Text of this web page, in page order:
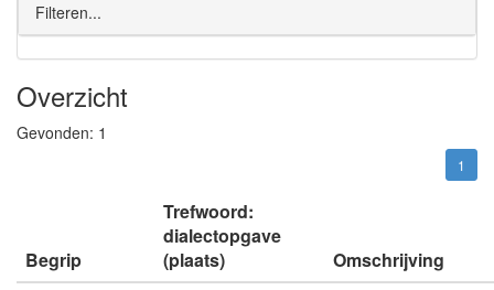
Filteren...
Overzicht
Gevonden: 1
1
Begrip
Trefwoord:
dialectopgave
(plaats)
Omschrijving